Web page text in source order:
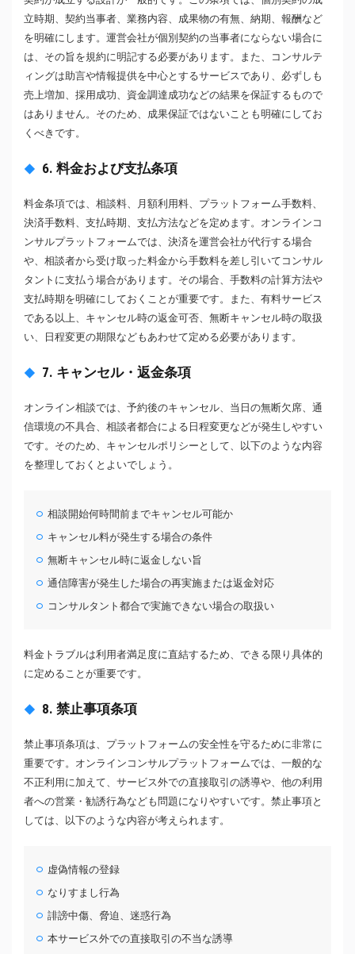
立時期、契約当事者、業務内容、成果物の有無、納期、報酬など
を明確にします。運営会社が個別契約の当事者にならない場合に
は、その旨を規約に明記する必要があります。また、コンサルテ
ィングは助言や情報提供を中心とするサービスであり、必ずしも
売上増加、採用成功、資金調達成功などの結果を保証するもので
はありません。そのため、成果保証ではないことも明確にしてお
くべきです。
6. 料金および支払条項
料金条項では、相談料、月額利用料、プラットフォーム手数料、
決済手数料、支払時期、支払方法などを定めます。オンラインコ
ンサルプラットフォームでは、決済を運営会社が代行する場合
や、相談者から受け取った料金から手数料を差し引いてコンサル
タントに支払う場合があります。その場合、手数料の計算方法や
支払時期を明確にしておくことが重要です。また、有料サービス
である以上、キャンセル時の返金可否、無断キャンセル時の取扱
い、日程変更の期限などもあわせて定める必要があります。
7. キャンセル・返金条項
オンライン相談では、予約後のキャンセル、当日の無断欠席、通
信環境の不具合、相談者都合による日程変更などが発生しやすい
です。そのため、キャンセルポリシーとして、以下のような内容
を整理しておくとよいでしょう。
相談開始何時間前までキャンセル可能か
キャンセル料が発生する場合の条件
無断キャンセル時に返金しない旨
通信障害が発生した場合の再実施または返金対応
コンサルタント都合で実施できない場合の取扱い
料金トラブルは利用者満足度に直結するため、できる限り具体的
に定めることが重要です。
8. 禁止事項条項
禁止事項条項は、プラットフォームの安全性を守るために非常に
重要です。オンラインコンサルプラットフォームでは、一般的な
不正利用に加えて、サービス外での直接取引の誘導や、他の利用
者への営業・勧誘行為なども問題になりやすいです。禁止事項と
しては、以下のような内容が考えられます。
虚偽情報の登録
なりすまし行為
誹謗中傷、脅迫、迷惑行為
本サービス外での直接取引の不当な誘導